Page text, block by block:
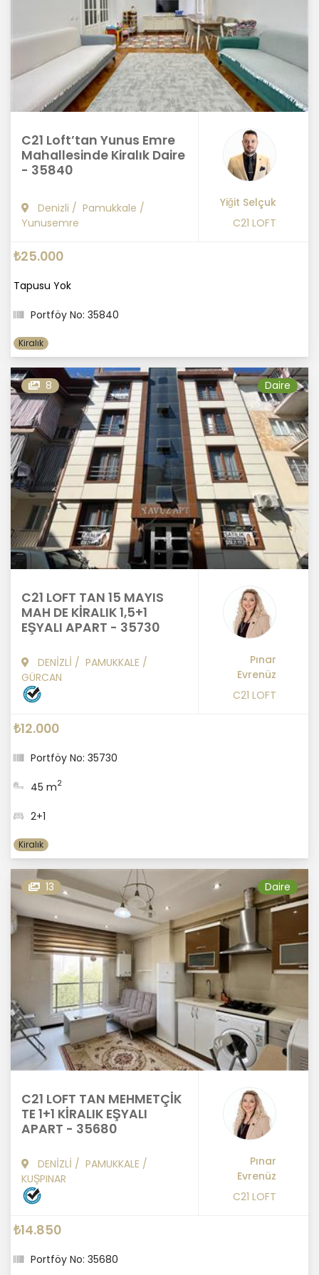
C21 Loft’tan Yunus Emre
Mahallesinde Kiralık Daire
- 35840
Denizli / Pamukkale /
Yunusemre
Yiğit Selçuk
C21 LOFT
₺25.000
Tapusu Yok
Portföy No: 35840
Kiralık
8 Daire
C21 LOFT TAN 15 MAYIS
MAH DE KİRALIK 1,5+1
EŞYALI APART - 35730
DENİZLİ / PAMUKKALE /
GÜRCAN
Pınar
Evrenüz
C21 LOFT
₺12.000
Portföy No: 35730
45 m2
2+1
Kiralık
13 Daire
C21 LOFT TAN MEHMETÇİK
TE 1+1 KİRALIK EŞYALI
APART - 35680
DENİZLİ / PAMUKKALE /
KUŞPINAR
Pınar
Evrenüz
C21 LOFT
₺14.850
Portföy No: 35680